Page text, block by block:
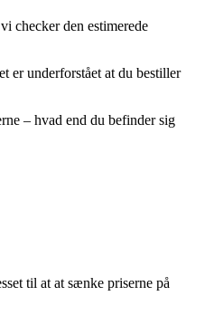
checker den estimerede
er underforstået at du bestiller
– hvad end du befinder sig
til at at sænke priserne på